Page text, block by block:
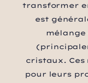
transformer
est
mélange
cristaux.
pour leurs